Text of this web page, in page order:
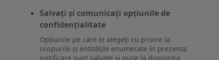
Salvați și comunicați opțiunile de
confidențialitate
Opțiunile pe care le alegeți cu privire la
scopurile și entitățile enumerate în prezenta
notificare sunt salvate și puse la dispoziția